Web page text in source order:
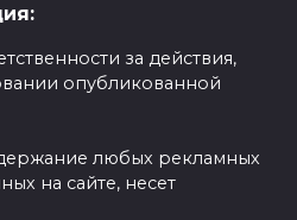
за действия,
опубликованной
любых рекламных
на сайте, несет